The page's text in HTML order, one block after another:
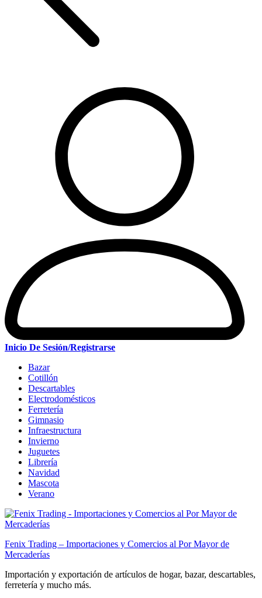
Inicio De Sesión/Registrarse
Bazar
Cotillón
Descartables
Electrodomésticos
Ferretería
Gimnasio
Infraestructura
Invierno
Juguetes
Librería
Navidad
Mascota
Verano
Fenix Trading – Importaciones y Comercios al Por Mayor de
Mercaderías
Importación y exportación de artículos de hogar, bazar, descartables,
ferretería y mucho más.